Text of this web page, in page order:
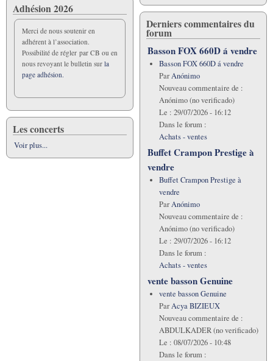
Adhésion 2026
Merci de nous soutenir en
adhérent à l’association.
Possibilité de régler par CB ou en
nous revoyant le bulletin sur la
page adhésion.
Les concerts
Voir plus...
Derniers commentaires du
forum
Basson FOX 660D á vendre
Basson FOX 660D á vendre
ParAnónimo
Nouveau commentaire de :
Anónimo (no verificado)
Le : 29/07/2026 - 16:12
Dans le forum :
Achats - ventes
Buffet Crampon Prestige à
vendre
Buffet Crampon Prestige à
vendre
ParAnónimo
Nouveau commentaire de :
Anónimo (no verificado)
Le : 29/07/2026 - 16:12
Dans le forum :
Achats - ventes
vente basson Genuine
vente basson Genuine
ParAcya BIZIEUX
Nouveau commentaire de :
ABDULKADER (no verificado)
Le : 08/07/2026 - 10:48
Dans le forum :